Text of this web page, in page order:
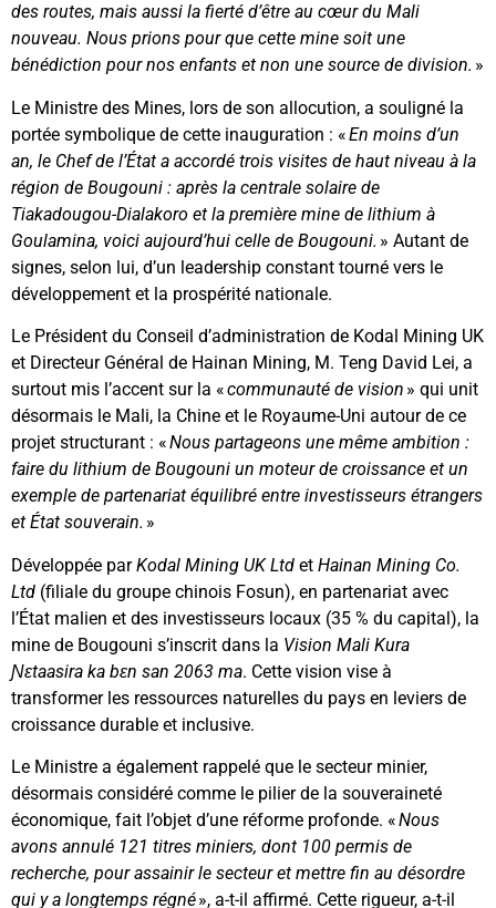
des routes, mais aussi la fierté d’être au cœur du Mali
nouveau. Nous prions pour que cette mine soit une
bénédiction pour nos enfants et non une source de division. »
Le Ministre des Mines, lors de son allocution, a souligné la
portée symbolique de cette inauguration : «En moins d’un
an, le Chef de l’État a accordé trois visites de haut niveau à la
région de Bougouni : après la centrale solaire de
Tiakadougou-Dialakoro et la première mine de lithium à
Goulamina, voici aujourd’hui celle de Bougouni. » Autant de
signes, selon lui, d’un leadership constant tourné vers le
développement et la prospérité nationale.
Le Président du Conseil d’administration de Kodal Mining UK
et Directeur Général de Hainan Mining, M. Teng David Lei, a
surtout mis l’accent sur la «communauté de vision » qui unit
désormais le Mali, la Chine et le Royaume-Uni autour de ce
projet structurant : «Nous partageons une même ambition :
faire du lithium de Bougouni un moteur de croissance et un
exemple de partenariat équilibré entre investisseurs étrangers
et État souverain. »
Développée parKodal Mining UK Ltd et Hainan Mining Co.
Ltd (filiale du groupe chinois Fosun), en partenariat avec
l’État malien et des investisseurs locaux (35 % du capital), la
mine de Bougouni s’inscrit dans la Vision Mali Kura
Ɲɛtaasira ka bɛn san 2063 ma. Cette vision vise à
transformer les ressources naturelles du pays en leviers de
croissance durable et inclusive.
Le Ministre a également rappelé que le secteur minier,
désormais considéré comme le pilier de la souveraineté
économique, fait l’objet d’une réforme profonde. «Nous
avons annulé 121 titres miniers, dont 100 permis de
recherche, pour assainir le secteur et mettre fin au désordre
qui y a longtemps régné», a-t-il affirmé. Cette rigueur, a-t-il